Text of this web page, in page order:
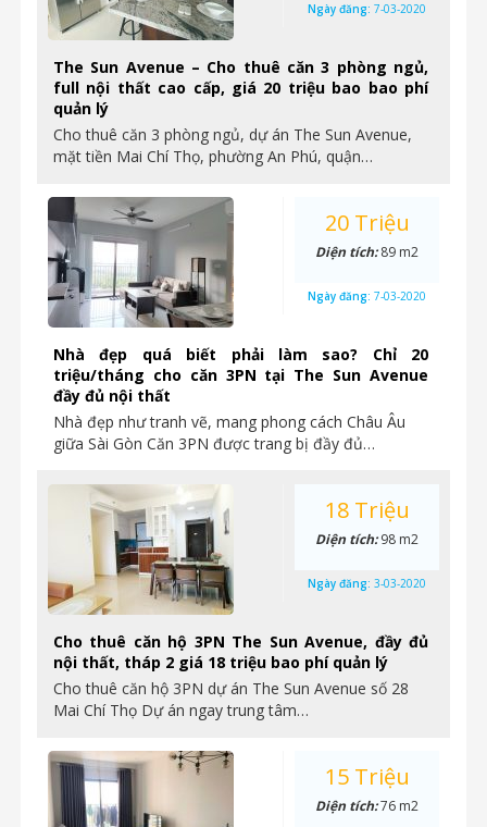
The Sun Avenue – Cho thuê căn 3 phòng ngủ,
full nội thất cao cấp, giá 20 triệu bao bao phí
quản lý
Cho thuê căn 3 phòng ngủ, dự án The Sun Avenue,
mặt tiền Mai Chí Thọ, phường An Phú, quận…
Ngày đăng: 7-03-2020
Nhà đẹp quá biết phải làm sao? Chỉ 20
triệu/tháng cho căn 3PN tại The Sun Avenue
đầy đủ nội thất
Nhà đẹp như tranh vẽ, mang phong cách Châu Âu
giữa Sài Gòn Căn 3PN được trang bị đầy đủ…
20 Triệu
Diện tích:89 m2
Ngày đăng: 7-03-2020
Cho thuê căn hộ 3PN The Sun Avenue, đầy đủ
nội thất, tháp 2 giá 18 triệu bao phí quản lý
Cho thuê căn hộ 3PN dự án The Sun Avenue số 28
Mai Chí Thọ Dự án ngay trung tâm…
18 Triệu
Diện tích:98 m2
Ngày đăng: 3-03-2020
15 Triệu
Diện tích:76 m2